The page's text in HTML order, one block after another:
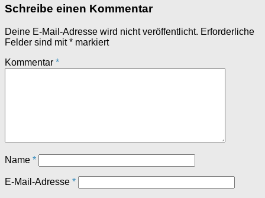
Schreibe einen Kommentar
Deine E-Mail-Adresse wird nicht veröffentlicht. Erforderliche
Felder sind mit* markiert
Kommentar *
Name *
E-Mail-Adresse *